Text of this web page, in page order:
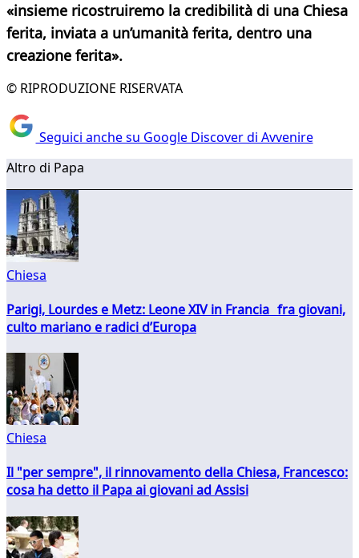
«insieme ricostruiremo la credibilità di una Chiesa
ferita, inviata a un’umanità ferita, dentro una
creazione ferita».
© RIPRODUZIONE RISERVATA
Seguici anche su Google Discover di Avvenire
Altro di Papa
Chiesa
Parigi, Lourdes e Metz: Leone XIV in Francia fra giovani,
culto mariano e radici d’Europa
Chiesa
Il "per sempre", il rinnovamento della Chiesa, Francesco:
cosa ha detto il Papa ai giovani ad Assisi